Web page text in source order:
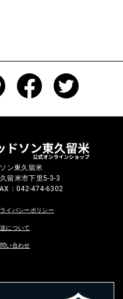
ン東久留米
留米市下里5-3-3
：042-474-6302
イバシーポリシー
について
い合わせ